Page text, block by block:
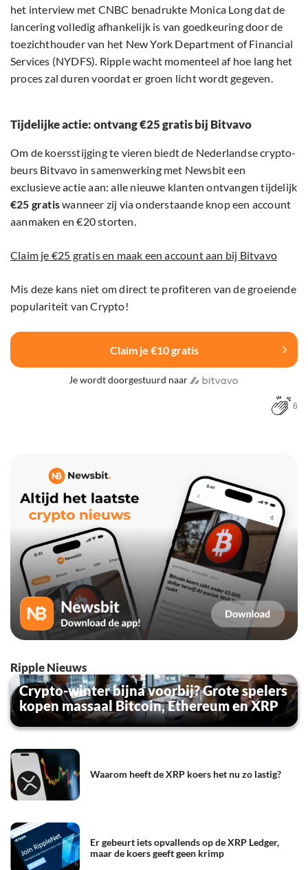
het interview met CNBC benadrukte Monica Long dat de
lancering volledig afhankelijk is van goedkeuring door de
toezichthouder van het New York Department of Financial
Services (NYDFS). Ripple wacht momenteel af hoe lang het
proces zal duren voordat er groen licht wordt gegeven.
Tijdelijke actie: ontvang €25 gratis bij Bitvavo
Om de koersstijging te vieren biedt de Nederlandse crypto-
beurs Bitvavo in samenwerking met Newsbit een
exclusieve actie aan: alle nieuwe klanten ontvangen tijdelijk
€25 gratiswanneer zij via onderstaande knop een account
aanmaken en €20 storten.
Claim je €25 gratis en maak een account aan bij Bitvavo
Mis deze kans niet om direct te profiteren van de groeiende
populariteit van Crypto!
Claim je €10 gratis
Je wordt doorgestuurd naar
6
Ripple Nieuws
Crypto-winter bijna voorbij? Grote spelers
kopen massaal Bitcoin, Ethereum en XRP
Waarom heeft de XRP koers het nu zo lastig?
Er gebeurt iets opvallends op de XRP Ledger,
maar de koers geeft geen krimp